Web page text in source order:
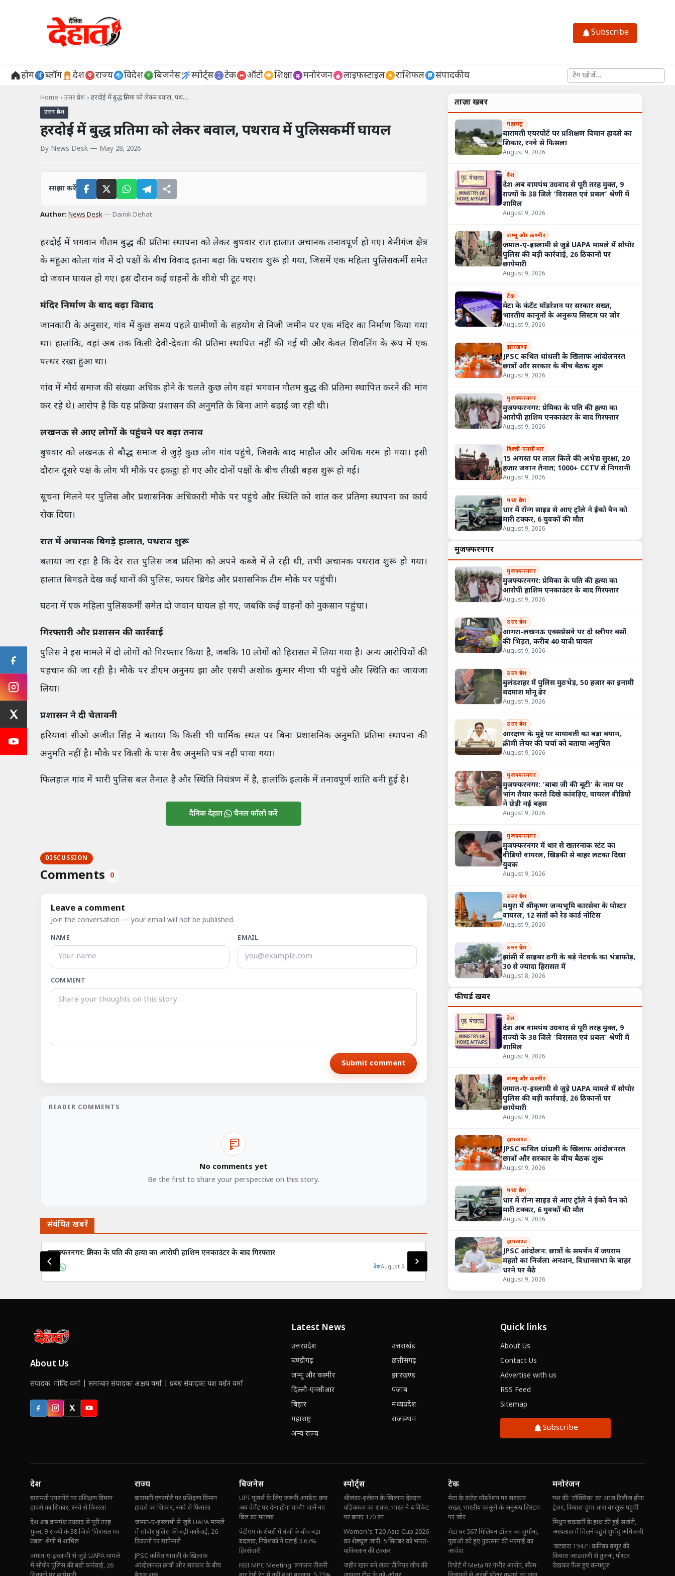
Subscribe
होम ब्लॉग देश राज्य विदेश बिजनेस स्पोर्ट्स टेक ऑटो शिक्षा मनोरंजन लाइफस्टाइल राशिफल संपादकीय साइट में खोजें
Home › उत्तर प्रदेश › हरदोई में बुद्ध प्रतिमा को लेकर बवाल, पथ…
उत्तर प्रदेश
हरदोई में बुद्ध प्रतिमा को लेकर बवाल, पथराव में पुलिसकर्मी घायल
By News Desk — May 28, 2026
साझा करें
Author: News Desk — Dainik Dehat
हरदोई में भगवान गौतम बुद्ध की प्रतिमा स्थापना को लेकर बुधवार रात हालात अचानक तनावपूर्ण हो गए। बेनीगंज क्षेत्र
के महुआ कोला गांव में दो पक्षों के बीच विवाद इतना बढ़ा कि पथराव शुरू हो गया, जिसमें एक महिला पुलिसकर्मी समेत
दो जवान घायल हो गए। इस दौरान कई वाहनों के शीशे भी टूट गए।
मंदिर निर्माण के बाद बढ़ा विवाद
जानकारी के अनुसार, गांव में कुछ समय पहले ग्रामीणों के सहयोग से निजी जमीन पर एक मंदिर का निर्माण किया गया
था। हालांकि, वहां अब तक किसी देवी-देवता की प्रतिमा स्थापित नहीं की गई थी और केवल शिवलिंग के रूप में एक
पत्थर रखा हुआ था।
गांव में मौर्य समाज की संख्या अधिक होने के चलते कुछ लोग वहां भगवान गौतम बुद्ध की प्रतिमा स्थापित करने की मांग
कर रहे थे। आरोप है कि यह प्रक्रिया प्रशासन की अनुमति के बिना आगे बढ़ाई जा रही थी।
लखनऊ से आए लोगों के पहुंचने पर बढ़ा तनाव
बुधवार को लखनऊ से बौद्ध समाज से जुड़े कुछ लोग गांव पहुंचे, जिसके बाद माहौल और अधिक गरम हो गया। इसी
दौरान दूसरे पक्ष के लोग भी मौके पर इकट्ठा हो गए और दोनों पक्षों के बीच तीखी बहस शुरू हो गई।
सूचना मिलने पर पुलिस और प्रशासनिक अधिकारी मौके पर पहुंचे और स्थिति को शांत कर प्रतिमा स्थापना का कार्य
रोक दिया।
रात में अचानक बिगड़े हालात, पथराव शुरू
बताया जा रहा है कि देर रात पुलिस जब प्रतिमा को अपने कब्जे में ले रही थी, तभी अचानक पथराव शुरू हो गया।
हालात बिगड़ते देख कई थानों की पुलिस, फायर ब्रिगेड और प्रशासनिक टीम मौके पर पहुंची।
घटना में एक महिला पुलिसकर्मी समेत दो जवान घायल हो गए, जबकि कई वाहनों को नुकसान पहुंचा।
गिरफ्तारी और प्रशासन की कार्रवाई
पुलिस ने इस मामले में दो लोगों को गिरफ्तार किया है, जबकि 10 लोगों को हिरासत में लिया गया है। अन्य आरोपियों की
पहचान की जा रही है। मौके पर डीएम अनुनय झा और एसपी अशोक कुमार मीणा भी पहुंचे और स्थिति का जायजा
लिया।
प्रशासन ने दी चेतावनी
हरियावां सीओ अजीत सिंह ने बताया कि किसी भी धार्मिक स्थल पर बिना प्रशासनिक अनुमति प्रतिमा स्थापना की
अनुमति नहीं है। मौके पर किसी के पास वैध अनुमति पत्र नहीं पाया गया।
फिलहाल गांव में भारी पुलिस बल तैनात है और स्थिति नियंत्रण में है, हालांकि इलाके में तनावपूर्ण शांति बनी हुई है।
दैनिक देहात चैनल फॉलो करें
DISCUSSION
Comments 0
Leave a comment
Join the conversation — your email will not be published.
NAME EMAIL
COMMENT
Submit comment
READER COMMENTS
No comments yet
Be the first to share your perspective on this story.
संबंधित खबरें
मुजफ्फरनगर: प्रेमिका के पति की हत्या का आरोपी हाशिम एनकाउंटर के बाद गिरफ्तार
देशAugust 9, 2026
आगरा-लखनऊ एक्सप्रेसवे पर दो स्लीपर बसों की भिड़त, करीब 40 यात्री घायल
ताज़ा खबरें
महाराष्ट्र
बारामती एयरपोर्ट पर प्रशिक्षण विमान हादसे का
शिकार, रनवे से फिसला
August 9, 2026
देश
देश अब वामपंथ उग्रवाद से पूरी तरह मुक्त, 9
राज्यों के 38 जिले ‘विरासत एवं प्रबल’ श्रेणी में
शामिल
August 9, 2026
जम्मू और कश्मीर
जमात-ए-इस्लामी से जुड़े UAPA मामले में सोपोर
पुलिस की बड़ी कार्रवाई, 26 ठिकानों पर
छापेमारी
August 9, 2026
टेक
मेटा के कंटेंट मॉडरेशन पर सरकार सख्त,
भारतीय कानूनों के अनुरूप सिस्टम पर जोर
August 9, 2026
झारखण्ड
JPSC कथित धांधली के खिलाफ आंदोलनरत
छात्रों और सरकार के बीच बैठक शुरू
August 9, 2026
मुजफ्फरनगर
मुजफ्फरनगर: प्रेमिका के पति की हत्या का
आरोपी हाशिम एनकाउंटर के बाद गिरफ्तार
August 9, 2026
दिल्ली-एनसीआर
15 अगस्त पर लाल किले की अभेद्य सुरक्षा, 20
हजार जवान तैनात; 1000+ CCTV से निगरानी
August 9, 2026
मध्य प्रदेश
धार में रॉन्ग साइड से आए ट्रॉले ने ईको वैन को
मारी टक्कर, 6 युवकों की मौत
August 9, 2026
मुजफ्फरनगर
मुजफ्फरनगर
मुजफ्फरनगर: प्रेमिका के पति की हत्या का
आरोपी हाशिम एनकाउंटर के बाद गिरफ्तार
August 9, 2026
उत्तर प्रदेश
आगरा-लखनऊ एक्सप्रेसवे पर दो स्लीपर बसों
की भिड़त, करीब 40 यात्री घायल
August 9, 2026
उत्तर प्रदेश
बुलंदशहर में पुलिस मुठभेड़, 50 हजार का इनामी
बदमाश मोनू ढेर
August 9, 2026
उत्तर प्रदेश
आरक्षण के मुद्दे पर मायावती का बड़ा बयान,
क्रीमी लेयर की चर्चा को बताया अनुचित
August 9, 2026
मुजफ्फरनगर
मुजफ्फरनगर: ‘बाबा जी की बूटी’ के नाम पर
भांग तैयार करते दिखे कांवड़िए, वायरल वीडियो
ने छेड़ी नई बहस
August 9, 2026
मुजफ्फरनगर
मुजफ्फरनगर में थार से खतरनाक स्टंट का
वीडियो वायरल, खिड़की से बाहर लटका दिखा
युवक
August 9, 2026
उत्तर प्रदेश
मथुरा में श्रीकृष्ण जन्मभूमि कारसेवा के पोस्टर
वायरल, 12 संतों को रेड कार्ड नोटिस
August 9, 2026
उत्तर प्रदेश
झांसी में साइबर ठगी के बड़े नेटवर्क का भंडाफोड़,
30 से ज्यादा हिरासत में
August 8, 2026
फीचर्ड खबरें
देश
देश अब वामपंथ उग्रवाद से पूरी तरह मुक्त, 9
राज्यों के 38 जिले ‘विरासत एवं प्रबल’ श्रेणी में
शामिल
August 9, 2026
जम्मू और कश्मीर
जमात-ए-इस्लामी से जुड़े UAPA मामले में सोपोर
पुलिस की बड़ी कार्रवाई, 26 ठिकानों पर
छापेमारी
August 9, 2026
झारखण्ड
JPSC कथित धांधली के खिलाफ आंदोलनरत
छात्रों और सरकार के बीच बैठक शुरू
August 9, 2026
मध्य प्रदेश
धार में रॉन्ग साइड से आए ट्रॉले ने ईको वैन को
मारी टक्कर, 6 युवकों की मौत
August 9, 2026
झारखण्ड
JPSC आंदोलन: छात्रों के समर्थन में जयराम
महतो का निर्जला अनशन, विधानसभा के बाहर
धरने पर बैठे
August 9, 2026
About Us
संपादक: गोविंद वर्मा | समाचार संपादकः अक्षय वर्मा | प्रबंध संपादकः यश वर्धन वर्मा
FacebookInstagram
X (Twitter)
YouTube
Latest News
उत्तरप्रदेश
उत्तराखंड
चण्डीगढ़
छत्तीसगढ़
जम्मू और कश्मीर
झारखण्ड
दिल्ली-एनसीआर
पंजाब
बिहार
मध्यप्रदेश
महाराष्ट्र
राजस्थान
अन्य राज्य
Quick links
About Us
Contact Us
Advertise with us
RSS Feed
Sitemap
Subscribe
देश
बारामती एयरपोर्ट पर प्रशिक्षण विमान
हादसे का शिकार, रनवे से फिसला
देश अब वामपंथ उग्रवाद से पूरी तरह
मुक्त, 9 राज्यों के 38 जिले ‘विरासत एवं
प्रबल’ श्रेणी में शामिल
जमात-ए-इस्लामी से जुड़े UAPA मामले
में सोपोर पुलिस की बड़ी कार्रवाई, 26
राज्य
बारामती एयरपोर्ट पर प्रशिक्षण विमान
हादसे का शिकार, रनवे से फिसला
जमात-ए-इस्लामी से जुड़े UAPA मामले
में सोपोर पुलिस की बड़ी कार्रवाई, 26
ठिकानों पर छापेमारी
JPSC कथित धांधली के खिलाफ
आंदोलनरत छात्रों और सरकार के बीच
बिजनेस
UPI यूजर्स के लिए जरूरी अपडेट: क्या
अब पेमेंट पर देना होगा चार्ज? जानें नए
बिल का मतलब
पेटीएम के शेयरों में तेजी के बीच बड़ा
बदलाव, निवेशकों ने घटाई 3.67%
हिस्सेदारी
RBI MPC Meeting: लगातार तीसरी
स्पोर्ट्स
श्रीलंका-इलेवन के खिलाफ देवदत्त
पडिक्कल का शतक, भारत ने 4 विकेट
पर बनाए 170 रन
Women's T20 Asia Cup 2026
का शेड्यूल जारी, 5 सितंबर को भारत-
पाकिस्तान की टक्कर
जहीर खान बने लंका प्रीमियर लीग की
टेक
मेटा के कंटेंट मॉडरेशन पर सरकार
सख्त, भारतीय कानूनों के अनुरूप सिस्टम
पर जोर
मेटा पर 567 मिलियन डॉलर का जुर्माना,
युवाओं को हुए नुकसान की भरपाई का
आदेश
रिपोर्ट में Meta पर गंभीर आरोप, स्कैम
मनोरंजन
यश की ‘टॉक्सिक’ का आज रिलीज होगा
ट्रेलर, कियारा-हुमा-तारा बंगलूरू पहुंचीं
मिथुन चक्रवर्ती के हाथ की हुई सर्जरी,
अस्पताल में मिलने पहुंचे शुभेंदु अधिकारी
'बंटवारा 1947': कनिका कपूर की
कियारा आडवाणी से तुलना, पोस्टर
देखकर फैंस हुए कन्फ्यूज